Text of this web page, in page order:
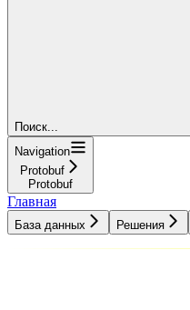
Поиск...
Navigation
Protobuf
Protobuf
Главная
База данных Решения